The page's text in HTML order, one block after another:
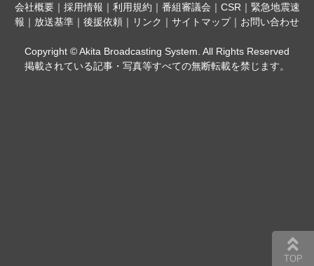
会社概要｜ 採用情報 ｜ 利用規約 ｜ 番組審議会 ｜ CSR｜ 緊急地震速
報 ｜ 放送基準 ｜ 後援依頼 ｜ リンク ｜ サイトマップ｜ お問い合わせ
Copyright © Akita Broadcasting System. All Rights Reserved
掲載されている記事・写真等すべての無断転載を禁じます。